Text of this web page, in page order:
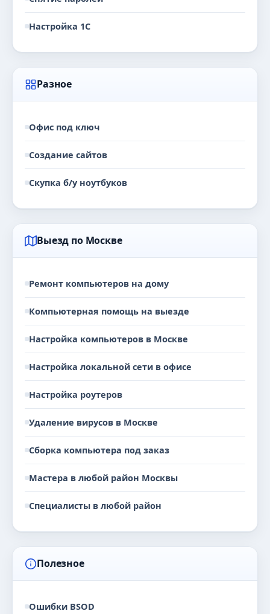
Настройка 1С
Разное
Офис под ключ
Создание сайтов
Скупка б/у ноутбуков
Выезд по Москве
Ремонт компьютеров на дому
Компьютерная помощь на выезде
Настройка компьютеров в Москве
Настройка локальной сети в офисе
Настройка роутеров
Удаление вирусов в Москве
Сборка компьютера под заказ
Мастера в любой район Москвы
Специалисты в любой район
Полезное
Ошибки BSOD